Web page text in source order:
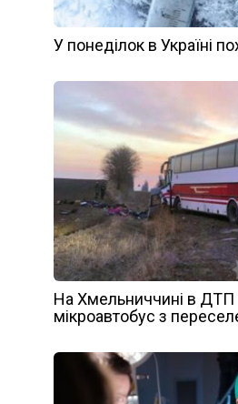
У понеділок в Україні
На Хмельниччині в ДТП
мікроавтобус з